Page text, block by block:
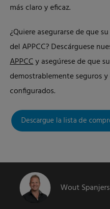
más claro y eficaz.
¿Quiere asegurarse de que
del APPCC? Descárguese
APPCCy asegúrese de que
demostrablemente seguros
configurados.
Descargue la lista de
Wout Spanjers